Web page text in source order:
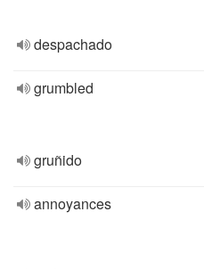
despachado
grumbled
gruñido
annoyances